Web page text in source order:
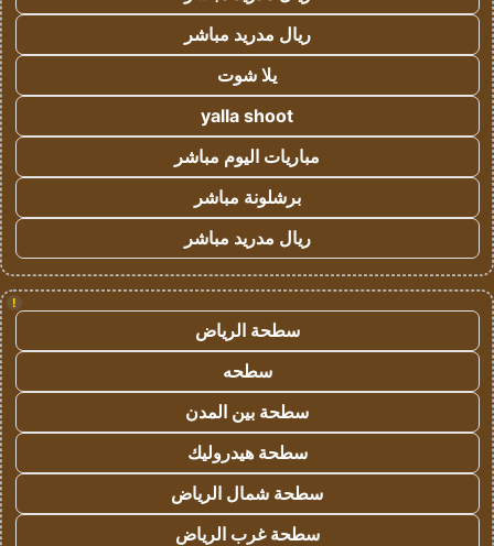
ريال مدريد مباشر
يلا شوت
yalla shoot
مباريات اليوم مباشر
برشلونة مباشر
ريال مدريد مباشر
!
سطحة الرياض
سطحه
سطحة بين المدن
سطحة هيدروليك
سطحة شمال الرياض
سطحة غرب الرياض